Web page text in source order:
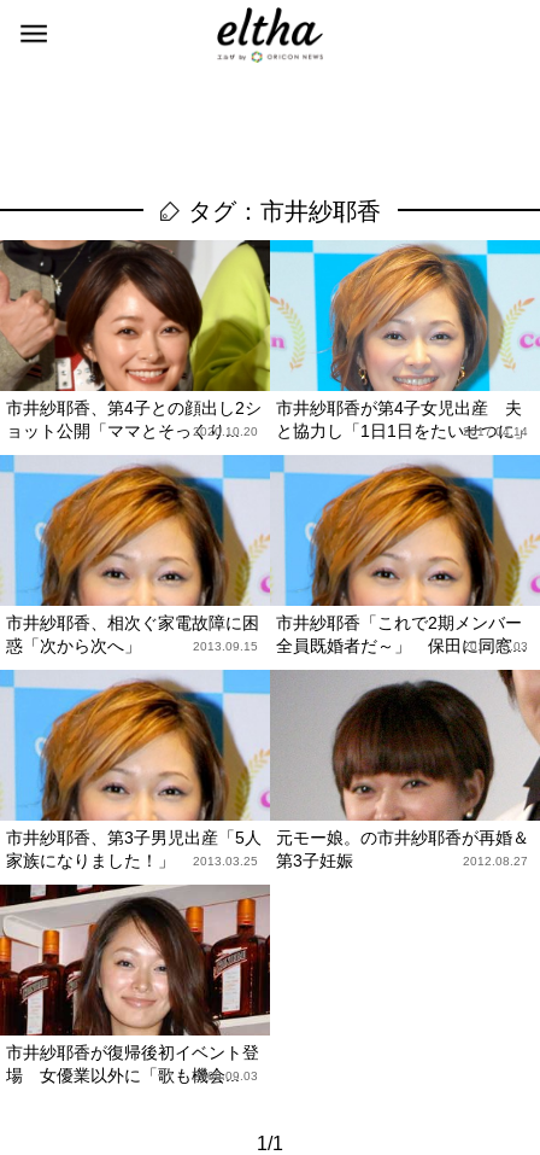
タグ：市井紗耶香
市井紗耶香、第4子との顔出し2シ
ョット公開「ママとそっくり...
2020.10.20
市井紗耶香が第4子女児出産 夫
と協力し「1日1日をたいせつに」
2017.04.14
市井紗耶香、相次ぐ家電故障に困
惑「次から次へ」
2013.09.15
市井紗耶香「これで2期メンバー
全員既婚者だ～」 保田に同窓...
2013.05.03
市井紗耶香、第3子男児出産「5人
家族になりました！」
2013.03.25
元モー娘。の市井紗耶香が再婚＆
第3子妊娠
2012.08.27
市井紗耶香が復帰後初イベント登
場 女優業以外に「歌も機会...
2009.09.03
1/1